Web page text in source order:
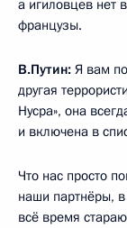
а игиловцев нет
французы.
В.Путин: Я вам
другая
Нусра», она
и включена в
Что нас просто
наши партнёры,
всё время